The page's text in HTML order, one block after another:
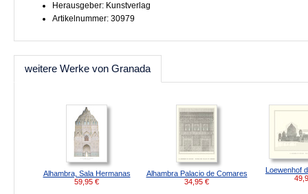
Herausgeber: Kunstverlag
Artikelnummer: 30979
weitere Werke von Granada
Alhambra, Sala Hermanas
59,95 €
Alhambra Palacio de Comares
34,95 €
Loewenhof